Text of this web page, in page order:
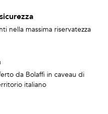
nella massima riservatezza
da Bolaffi in caveau di
italiano